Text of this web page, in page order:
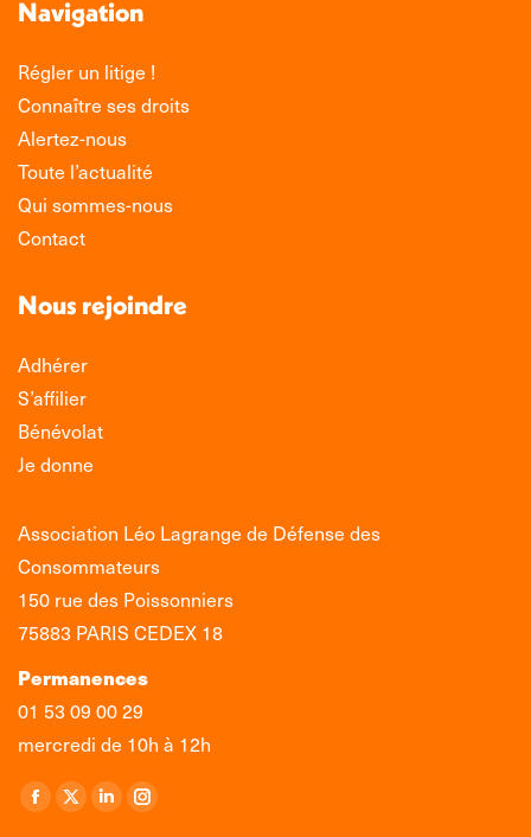
Navigation
Régler un litige !
Connaître ses droits
Alertez-nous
Toute l’actualité
Qui sommes-nous
Contact
Nous rejoindre
Adhérer
S’affilier
Bénévolat
Je donne
Association Léo Lagrange de Défense des
Consommateurs
150 rue des Poissonniers
75883 PARIS CEDEX 18
Permanences
01 53 09 00 29
mercredi de 10h à 12h
Retrouvez-nous sur :
La
La
La
La